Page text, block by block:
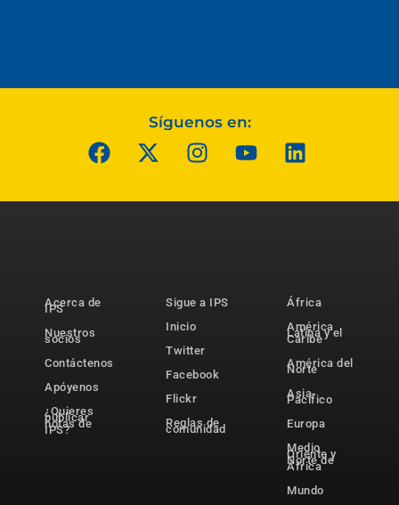
Síguenos en:
Acerca de
IPS
Nuestros
socios
Contáctenos
Apóyenos
¿Quieres
publicar
notas de
IPS?
Sigue a IPS
Inicio
Twitter
Facebook
Flickr
Reglas de
comunidad
África
América
Latina y el
Caribe
América del
Norte
Asia-
Pacífico
Europa
Medio
Oriente y
Norte de
África
Mundo